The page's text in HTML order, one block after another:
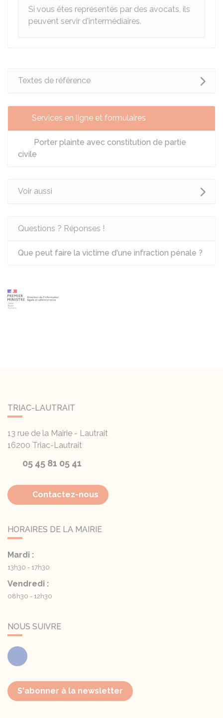
Si vous êtes représentés par des avocats, ils
peuvent servir d'intermédiaires.
Textes de référence
Services en ligne et formulaires
Porter plainte avec constitution de partie
civile
Voir aussi
Questions ? Réponses !
Que peut faire la victime d'une infraction pénale ?
TRIAC-LAUTRAIT
13 rue de la Mairie - Lautrait
16200 Triac-Lautrait
05 45 81 05 41
Contactez-nous
HORAIRES DE LA MAIRIE
Mardi :
13h30 - 17h30
Vendredi :
08h30 - 12h30
NOUS SUIVRE
Facebook
S'abonner à la newsletter